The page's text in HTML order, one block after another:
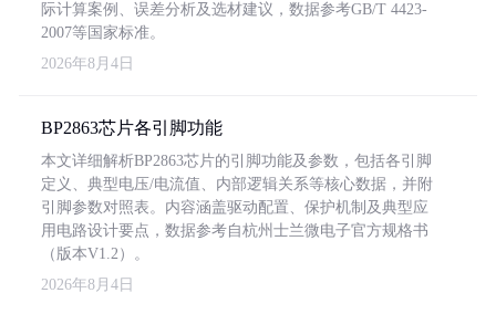
际计算案例、误差分析及选材建议，数据参考GB/T 4423-
2007等国家标准。
2026年8月4日
BP2863芯片各引脚功能
本文详细解析BP2863芯片的引脚功能及参数，包括各引脚
定义、典型电压/电流值、内部逻辑关系等核心数据，并附
引脚参数对照表。内容涵盖驱动配置、保护机制及典型应
用电路设计要点，数据参考自杭州士兰微电子官方规格书
（版本V1.2）。
2026年8月4日